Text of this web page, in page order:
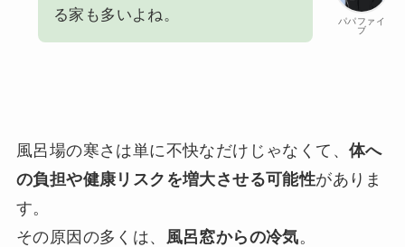
パパファイ
ブ
る家も多いよね。
風呂場の寒さは単に不快なだけじゃなくて、 体へ
の負担や健康リスクを増大させる可能性がありま
す。
その原因の多くは、
風呂窓からの冷気。